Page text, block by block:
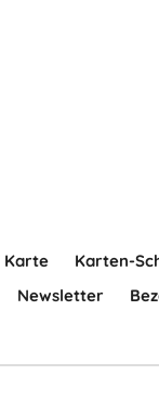
Karte Karten-
Newsletter